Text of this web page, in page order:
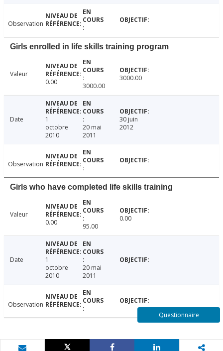
Observation
Girls enrolled in life skills training program
Valeur
0.00
3000.00
3000.00
Date
1
octobre
2010
20 mai
2011
30 juin
2012
Observation
Girls who have completed life skills training
Valeur
0.00
95.00
0.00
Date
1
octobre
2010
20 mai
2011
Observation
Questionnaire